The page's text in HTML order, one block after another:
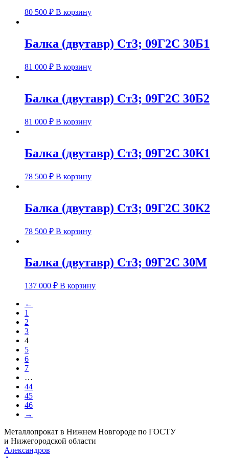
80 500 ₽ В корзину
Балка (двутавр) Ст3; 09Г2С 30Б1
81 000 ₽ В корзину
Балка (двутавр) Ст3; 09Г2С 30Б2
81 000 ₽ В корзину
Балка (двутавр) Ст3; 09Г2С 30К1
78 500 ₽ В корзину
Балка (двутавр) Ст3; 09Г2С 30К2
78 500 ₽ В корзину
Балка (двутавр) Ст3; 09Г2С 30М
137 000 ₽ В корзину
←
1
2
3
4
5
6
7
…
44
45
46
→
Металлопрокат в Нижнем Новгороде по ГОСТУ
и Нижегородской области
Александров